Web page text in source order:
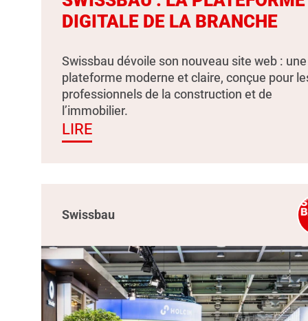
DIGITALE DE LA BRANCHE
Swissbau dévoile son nouveau site web : une
plateforme moderne et claire, conçue pour
professionnels de la construction et de
l’immobilier.
LIRE
Swissbau